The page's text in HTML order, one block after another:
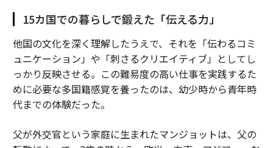
15カ国での暮らしで鍛えた「伝える力」
他国の文化を深く理解したうえで、それを「伝わるコミ
ュニケーション」や「刺さるクリエイティブ」としてし
っかり反映させる。この難易度の高い仕事を実践するた
めに必要な多国籍感覚を養ったのは、幼少時から青年時
代までの体験だった。
父が外交官という家庭に生まれたマンジョットは、父の